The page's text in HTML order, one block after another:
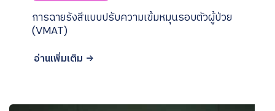
การฉายรังสีแบบปรับความเข้มหมุนรอบตัวผู้ป่วย
(VMAT)
อ่านเพิ่มเติม